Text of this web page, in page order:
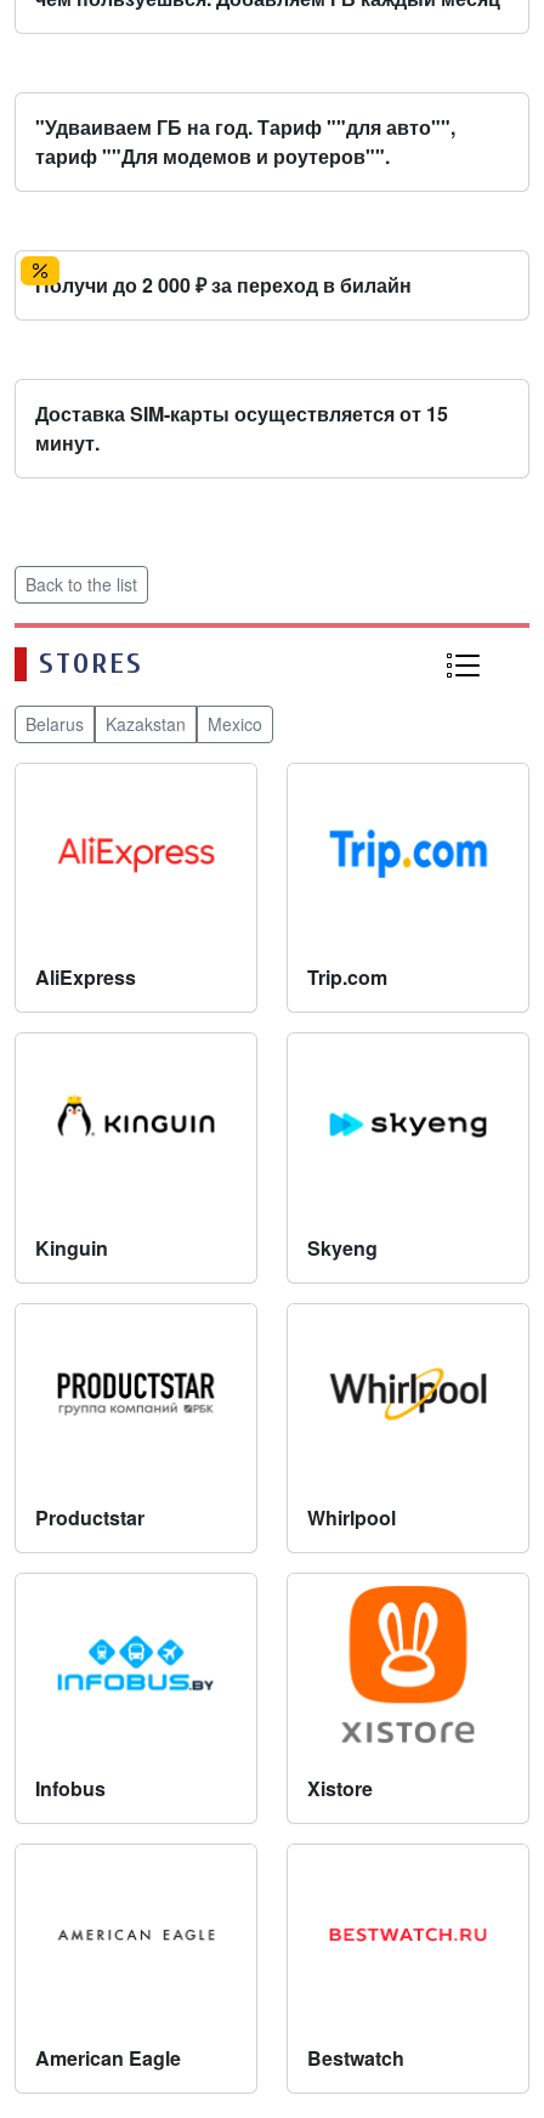
"Удваиваем ГБ на год. Тариф ""для авто"",
тариф ""Для модемов и роутеров"".
Получи до 2 000 ₽ за переход в билайн
Доставка SIM-карты осуществляется от 15
минут.
Back to the list
STORES
Belarus Kazakstan Mexico
AliExpress Trip.com
Kinguin Skyeng
Productstar Whirlpool
Infobus Xistore
American Eagle Bestwatch